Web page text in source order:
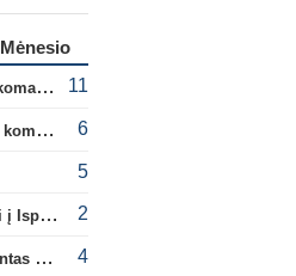
Mėnesio
Rodri apsisprendė dėl naujos komandos
11
A. Tapinas: „Iš europinio lygio komandos gavom gerų pamokų“ 6
5
C. Romero karjera gali pakrypti į Ispaniją 2
Argentinos federacijos prezidentas C. Tapia negailėjo pagyrų G. Infantino 4